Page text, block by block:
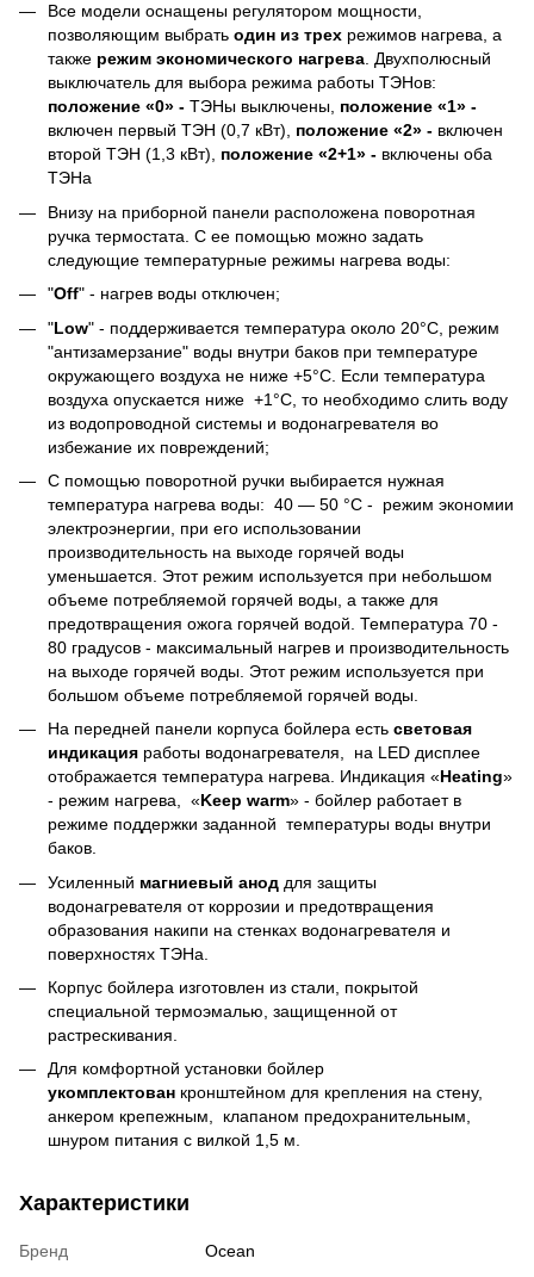
Все модели оснащены регулятором мощности,
позволяющим выбрать один из трех режимов нагрева, а
также режим экономического нагрева. Двухполюсный
выключатель для выбора режима работы ТЭНов:
положение «0» - ТЭНы выключены, положение «1» -
включен первый ТЭН (0,7 кВт), положение «2» - включен
второй ТЭН (1,3 кВт), положение «2+1» - включены оба
ТЭНа
Внизу на приборной панели расположена поворотная
ручка термостата. С ее помощью можно задать
следующие температурные режимы нагрева воды:
"Off" - нагрев воды отключен;
"Low" - поддерживается температура около 20°С, режим
"антизамерзание" воды внутри баков при температуре
окружающего воздуха не ниже +5°С. Если температура
воздуха опускается ниже +1°С, то необходимо слить воду
из водопроводной системы и водонагревателя во
избежание их повреждений;
С помощью поворотной ручки выбирается нужная
температура нагрева воды: 40 — 50 °C - режим экономии
электроэнергии, при его использовании
производительность на выходе горячей воды
уменьшается. Этот режим используется при небольшом
объеме потребляемой горячей воды, а также для
предотвращения ожога горячей водой. Температура 70 -
80 градусов - максимальный нагрев и производительность
на выходе горячей воды. Этот режим используется при
большом объеме потребляемой горячей воды.
На передней панели корпуса бойлера есть световая
индикация работы водонагревателя, на LED дисплее
отображается температура нагрева. Индикация «Heating»
- режим нагрева, «Keep warm» - бойлер работает в
режиме поддержки заданной температуры воды внутри
баков.
Усиленный магниевый анод для защиты
водонагревателя от коррозии и предотвращения
образования накипи на стенках водонагревателя и
поверхностях ТЭНа.
Корпус бойлера изготовлен из стали, покрытой
специальной термоэмалью, защищенной от
растрескивания.
Для комфортной установки бойлер
укомплектован кронштейном для крепления на стену,
анкером крепежным, клапаном предохранительным,
шнуром питания с вилкой 1,5 м.
Характеристики
Бренд
Ocean